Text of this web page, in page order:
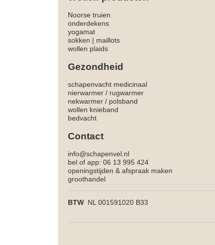
Noorse truien
onderdekens
yogamat
sokken | maillots
wollen plaids
Gezondheid
schapenvacht medicinaal
nierwarmer / rugwarmer
nekwarmer / polsband
wollen knieband
bedvacht
Contact
info@schapenvel.nl
bel of app: 06 13 995 424
openingstijden & afspraak maken
groothandel
BTW NL 001591020 B33